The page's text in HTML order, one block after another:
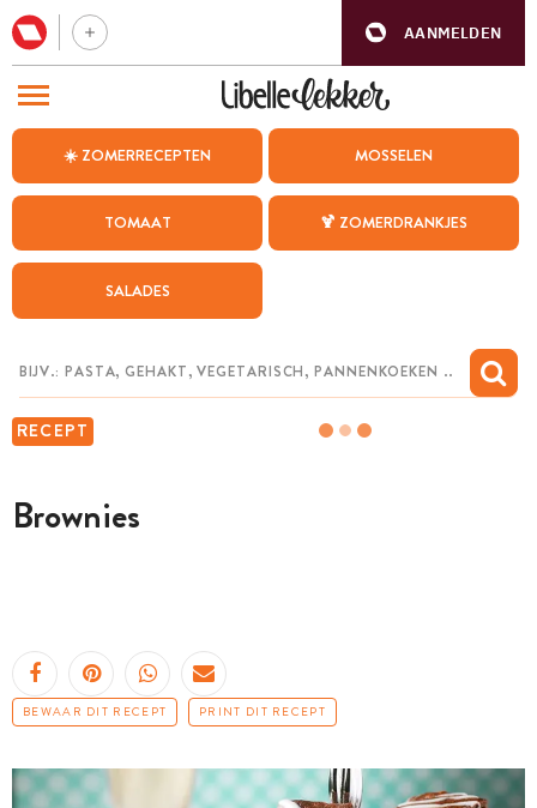
AANMELDEN
☀️ ZOMERRECEPTEN MOSSELEN
TOMAAT 🍹 ZOMERDRANKJES
SALADES
RECEPT
Brownies
BEWAAR DIT RECEPT PRINT DIT RECEPT
BEZOEK ONZE ANDERE WEBSITES
WEEKMENU
CHAT MET MAIA
MIJN BEWAARDE RECEPTEN